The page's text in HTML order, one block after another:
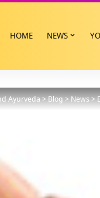
HOME NEWS
Ayurveda>Blog>News>